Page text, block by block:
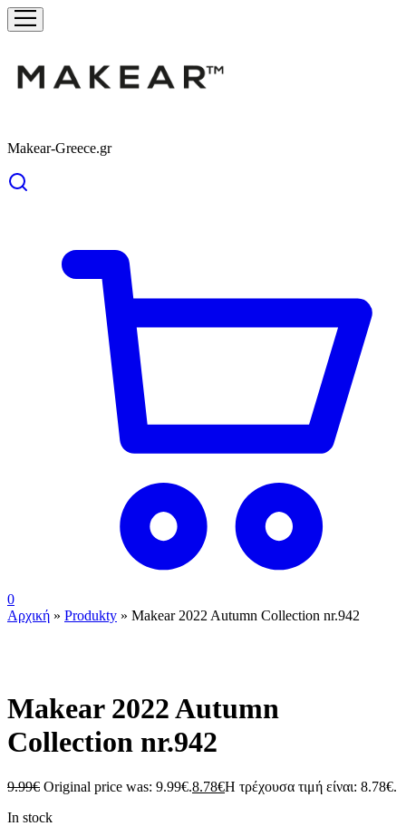
Makear-Greece.gr
0
Αρχική » Produkty » Makear 2022 Autumn Collection nr.942
Makear 2022 Autumn
Collection nr.942
9.99€ Original price was: 9.99€.8.78€Η τρέχουσα τιμή είναι: 8.78€.
In stock